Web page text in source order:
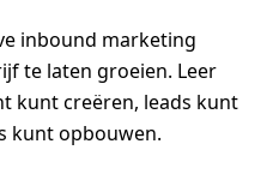
inbound marketing
te laten groeien. Leer
kunt creëren, leads kunt
kunt opbouwen.